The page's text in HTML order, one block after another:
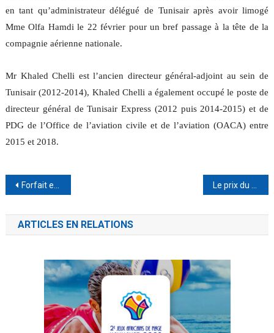
en tant qu’administrateur délégué de Tunisair après avoir limogé
Mme Olfa Hamdi le 22 février pour un bref passage à la tête de la
compagnie aérienne nationale.
Mr Khaled Chelli est l’ancien directeur général-adjoint au sein de
Tunisair (2012-2014), Khaled Chelli a également occupé le poste de
directeur général de Tunisair Express (2012 puis 2014-2015) et de
PDG de l’Office de l’aviation civile et de l’aviation (OACA) entre
2015 et 2018.
Navigation
de
l’article
Forfait et cure thalasso en promo au centre « Wellbeing Thalasso » à Gammarth Le prix du meilleur hôtel arabe: Hasdrubal Thalassa & Spa Hammamet
ARTICLES EN RELATIONS